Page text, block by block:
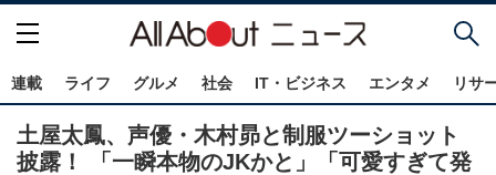
連載 ライフ グルメ 社会 IT・ビジネス エンタメ リサ
土屋太鳳、声優・木村昴と制服ツーショット
披露！ 「一瞬本物のJKかと」「可愛すぎて発